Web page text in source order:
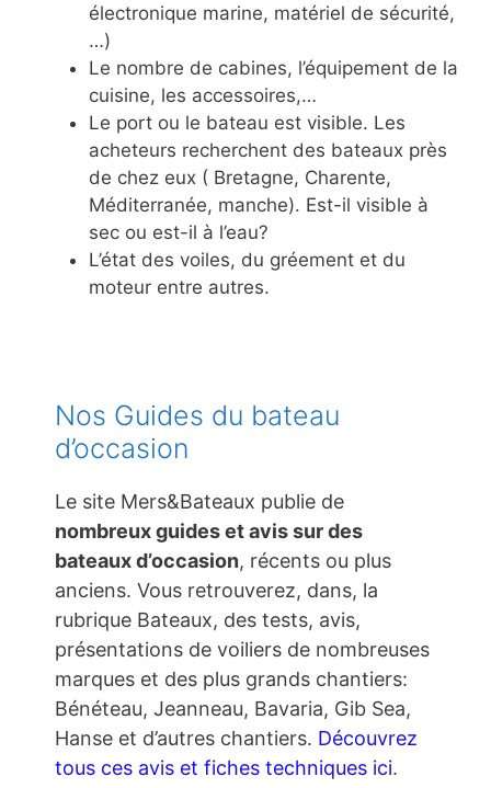
électronique marine, matériel de sécurité,
…)
Le nombre de cabines, l’équipement de la
cuisine, les accessoires,…
Le port ou le bateau est visible. Les
acheteurs recherchent des bateaux près
de chez eux ( Bretagne, Charente,
Méditerranée, manche). Est-il visible à
sec ou est-il à l’eau?
L’état des voiles, du gréement et du
moteur entre autres.
Nos Guides du bateau
d’occasion
Le site Mers&Bateaux publie de
nombreux guides et avis sur des
bateaux d’occasion, récents ou plus
anciens. Vous retrouverez, dans, la
rubrique Bateaux, des tests, avis,
présentations de voiliers de nombreuses
marques et des plus grands chantiers:
Bénéteau, Jeanneau, Bavaria, Gib Sea,
Hanse et d’autres chantiers. Découvrez
tous ces avis et fiches techniques ici.